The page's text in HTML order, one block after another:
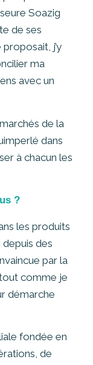
Soazig
de ses
j’y
ma
avec un
de la
dans
à chacun les
?
les produits
depuis des
par la
comme je
démarche
fondée en
de